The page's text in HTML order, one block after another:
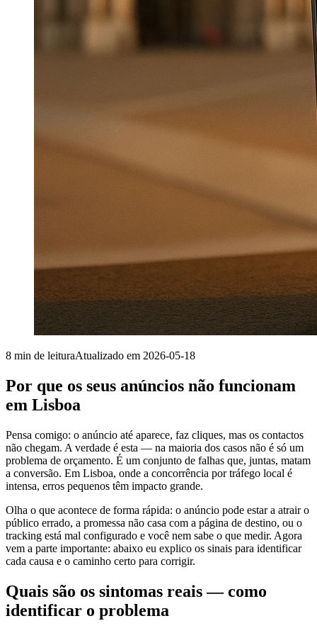
8 min de leituraAtualizado em 2026-05-18
Por que os seus anúncios não funcionam
em Lisboa
Pensa comigo: o anúncio até aparece, faz cliques, mas os contactos
não chegam. A verdade é esta — na maioria dos casos não é só um
problema de orçamento. É um conjunto de falhas que, juntas, matam
a conversão. Em Lisboa, onde a concorrência por tráfego local é
intensa, erros pequenos têm impacto grande.
Olha o que acontece de forma rápida: o anúncio pode estar a atrair o
público errado, a promessa não casa com a página de destino, ou o
tracking está mal configurado e você nem sabe o que medir. Agora
vem a parte importante: abaixo eu explico os sinais para identificar
cada causa e o caminho certo para corrigir.
Quais são os sintomas reais — como
identificar o problema